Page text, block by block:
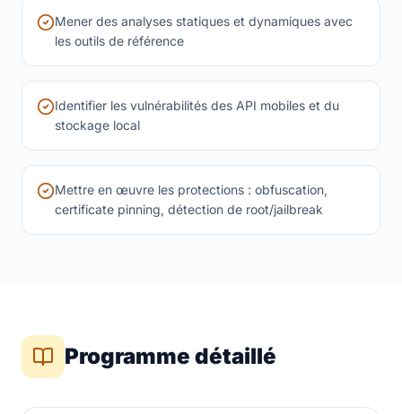
Mener des analyses statiques et dynamiques avec
les outils de référence
Identifier les vulnérabilités des API mobiles et du
stockage local
Mettre en œuvre les protections : obfuscation,
certificate pinning, détection de root/jailbreak
Programme détaillé